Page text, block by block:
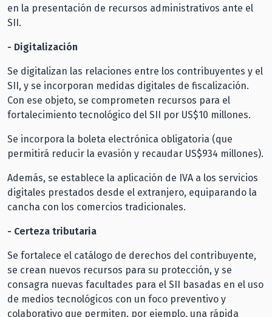
en la presentación de recursos administrativos ante el
SII.
- Digitalización
Se digitalizan las relaciones entre los contribuyentes y el
SII, y se incorporan medidas digitales de fiscalización.
Con ese objeto, se comprometen recursos para el
fortalecimiento tecnológico del SII por US$10 millones.
Se incorpora la boleta electrónica obligatoria (que
permitirá reducir la evasión y recaudar US$934 millones).
Además, se establece la aplicación de IVA a los servicios
digitales prestados desde el extranjero, equiparando la
cancha con los comercios tradicionales.
- Certeza tributaria
Se fortalece el catálogo de derechos del contribuyente,
se crean nuevos recursos para su protección, y se
consagra nuevas facultades para el SII basadas en el uso
de medios tecnológicos con un foco preventivo y
colaborativo que permiten, por ejemplo, una rápida